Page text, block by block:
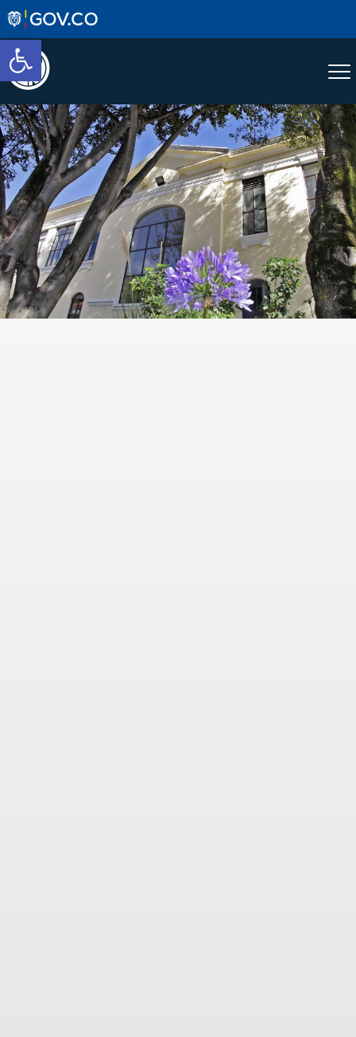
Abrir barra de herramientas